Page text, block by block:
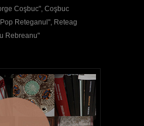
Coşbuc", Coşbuc
Reteganul", Reteag
Rebreanu"